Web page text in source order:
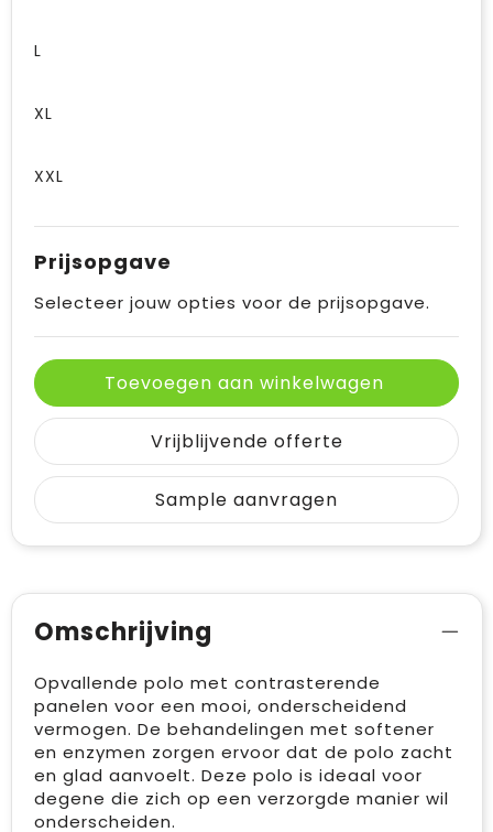
L
XL
XXL
Prijsopgave
Selecteer jouw opties voor de prijsopgave.
Toevoegen aan winkelwagen
Vrijblijvende offerte
Sample aanvragen
Omschrijving
Opvallende polo met contrasterende
panelen voor een mooi, onderscheidend
vermogen. De behandelingen met softener
en enzymen zorgen ervoor dat de polo zacht
en glad aanvoelt. Deze polo is ideaal voor
degene die zich op een verzorgde manier wil
onderscheiden.